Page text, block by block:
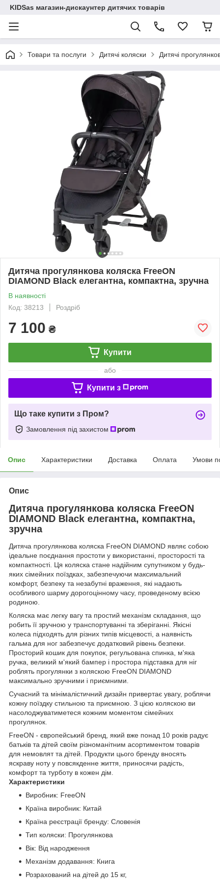
KIDSas магазин-дискаунтер дитячих товарів
Товари та послуги Дитячі коляски Дитячі
Дитяча прогулянкова коляска FreeON
DIAMOND Black елегантна, компактна, зручна
В наявності
Код: 38213
Роздріб
7 100 ₴
Купити
або
Купити з
Що таке купити з Пром?
Замовлення під захистом
Опис Характеристики Доставка Оплата Умови
Опис
Дитяча прогулянкова коляска FreeON
DIAMOND Black елегантна, компактна,
зручна
Дитяча прогулянкова коляска FreeON DIAMOND являє собою
ідеальне поєднання простоти у використанні, просторості та
компактності. Ця коляска стане надійним супутником у будь-
яких сімейних поїздках, забезпечуючи максимальний
комфорт, безпеку та незабутні враження, які надають
особливого шарму дорогоцінному часу, проведеному всією
родиною.
Коляска має легку вагу та простий механізм складання, що
робить її зручною у транспортуванні та зберіганні. Якісні
колеса підходять для різних типів місцевості, а наявність
гальма для ног забезпечує додатковий рівень безпеки.
Просторий кошик для покупок, регульована спинка, м'яка
ручка, великий м'який бампер і простора підставка для ніг
роблять прогулянки з коляскою FreeON DIAMOND
максимально зручними і приємними.
Сучасний та мінімалістичний дизайн привертає увагу, роблячи
кожну поїздку стильною та приємною. З цією коляскою ви
насолоджуватиметеся кожним моментом сімейних
прогулянок.
FreeON - європейський бренд, який вже понад 10 років радує
батьків та дітей своїм різноманітним асортиментом товарів
для немовлят та дітей. Продукти цього бренду вносять
яскраву ноту у повсякденне життя, приносячи радість,
комфорт та турботу в кожен дім.
Характеристики
Виробник: FreeON
Країна виробник: Китай
Країна реєстрації бренду: Словенія
Тип коляски: Прогулянкова
Вік: Від народження
Механізм додавання: Книга
Розрахований на дітей до 15 кг,